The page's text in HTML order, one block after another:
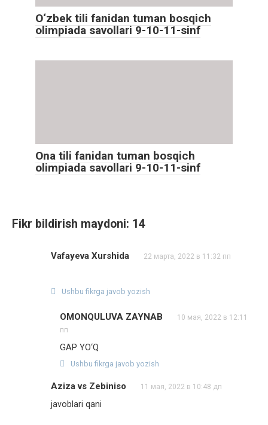
O‘zbek tili fanidan tuman bosqich
olimpiada savollari 9-10-11-sinf
Ona tili fanidan tuman bosqich
olimpiada savollari 9-10-11-sinf
Fikr bildirish maydoni: 14
Vafayeva Xurshida 22 марта, 2022 в 11:32 пп
Ushbu fikrga javob yozish
OMONQULUVA ZAYNAB
10 мая, 2022 в 12:11
пп
GAP YO‘Q
Ushbu fikrga javob yozish
Aziza vs Zebiniso 11 мая, 2022 в 10:48 дп
javoblari qani